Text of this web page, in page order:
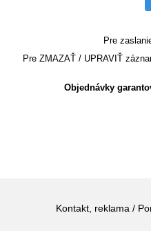
Pre
Pre ZMAZAŤ / UPRAVIŤ
Objednávky
Kontakt, reklama /